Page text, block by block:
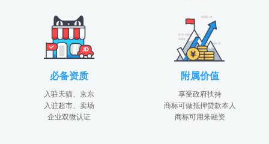
必备资质
入驻天猫、京东
入驻超市、卖场
企业双微认证
附属价值
享受政府扶持
商标可做抵押贷款本人
商标可用来融资